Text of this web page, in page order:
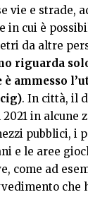
vie e strade,
in cui è
da altre
riguarda
è ammesso
. In città, il
in alcune
pubblici, i
e le aree
come ad
che